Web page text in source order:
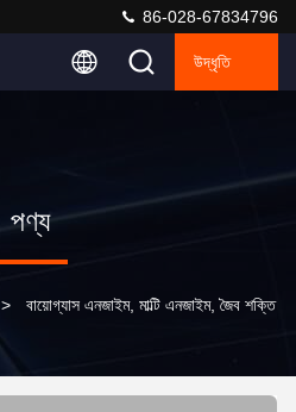
86-028-67834796
উদ্ধৃতি
পণ্য
> বায়োগ্যাস এনজাইম, মাল্টি এনজাইম, জৈব শক্তি